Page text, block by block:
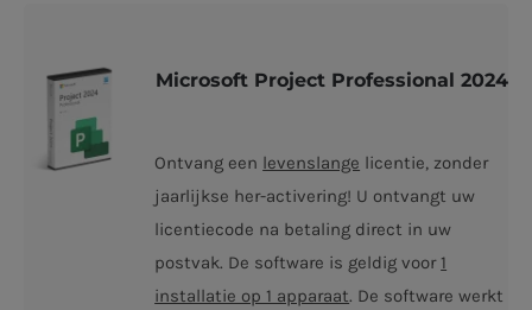
Microsoft Project Professional 2024
Ontvang een levenslange licentie, zonder
jaarlijkse her-activering! U ontvangt uw
licentiecode na betaling direct in uw
postvak. De software is geldig voor 1
installatie op 1 apparaat. De software werkt